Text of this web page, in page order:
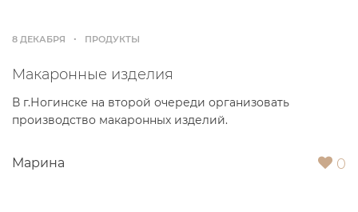
8 ДЕКАБРЯ ПРОДУКТЫ
Макаронные изделия
В г.Ногинске на второй очереди организовать
производство макаронных изделий.
Марина 0